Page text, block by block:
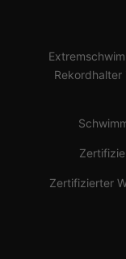
Rekordhalter
Zertifizierter